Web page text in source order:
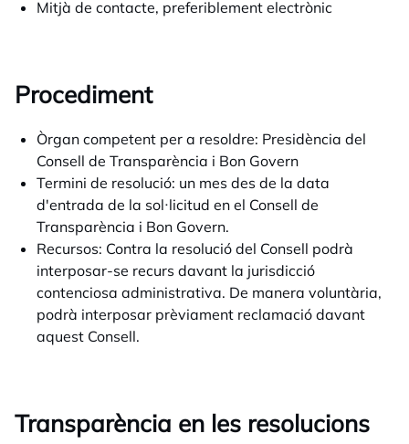
Mitjà de contacte, preferiblement electrònic
Procediment
Òrgan competent per a resoldre: Presidència del
Consell de Transparència i Bon Govern
Termini de resolució: un mes des de la data
d'entrada de la sol·licitud en el Consell de
Transparència i Bon Govern.
Recursos: Contra la resolució del Consell podrà
interposar-se recurs davant la jurisdicció
contenciosa administrativa. De manera voluntària,
podrà interposar prèviament reclamació davant
aquest Consell.
Transparència en les resolucions